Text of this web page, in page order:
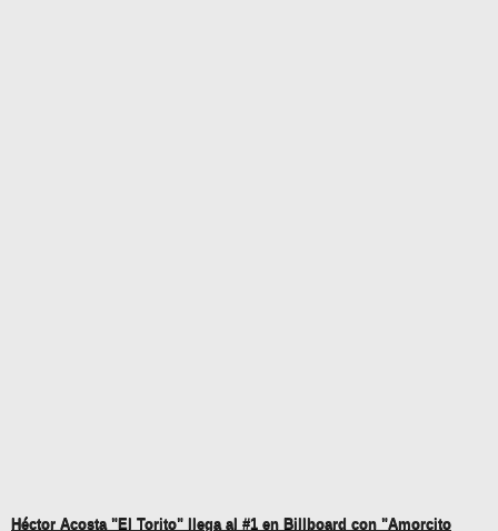
Héctor Acosta "El Torito" llega al #1 en Billboard con "Amorcito